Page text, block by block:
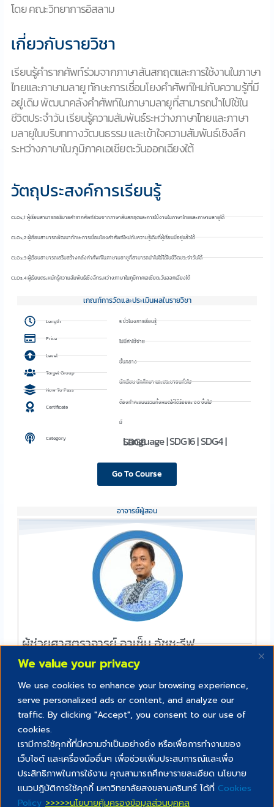
We value your privacy
We use cookies to enhance your browsing experience,
serve personalized ads or content, and analyze our
traffic. By clicking "Accept", you consent to our use of
cookies.
เรามีการใช้คุกกี้ที่มีความจำเป็นอย่างยิ่ง หรือเพื่อการทำงานของ
เว็บไซต์ และเครื่องมืออื่นๆ เพื่อช่วยเพิ่มประสบการณ์และเพื่อ
ประสิทธิภาพในการใช้งาน คุณสามารถศึกษารายละเอียด นโยบาย
แนวปฎิบัติการใช้คุกกี้ มหาวิทยาลัยสงขลานครินทร์ ได้ที่ Cookies
Policy >>>>>นโยบายคุ้มครองข้อมูลส่วนบุคคล
โดย คณะวิทยาการอิสลาม
เกี่ยวกับรายวิชา
เรียนรู้คำรากศัพท์ร่วมจากภาษาสันสกฤตและการใช้งานในภาษา
ไทยและภาษามลายู ทักษะการเชื่อมโยงคำศัพท์ใหม่กับความรู้ที่มี
อยู่เดิม พัฒนาคลังคำศัพท์ในภาษามลายูที่สามารถนำไปใช้ใน
ชีวิตประจำวัน เรียนรู้ความสัมพันธ์ระหว่างภาษาไทยและภาษา
มลายูในบริบททางวัฒนธรรม และเข้าใจความสัมพันธ์เชิงลึก
ระหว่างภาษาในภูมิภาคเอเชียตะวันออกเฉียงใต้
วัตถุประสงค์การเรียนรู้
CLOs,1 ผู้เรียนสามารถอธิบายคำรากศัพท์ร่วมจากภาษาสันสกฤตและการใช้งานในภาษาไทยและภาษามลายูได้
CLOs,2 ผู้เรียนสามารถพัฒนาทักษะการเชื่อมโยงคำศัพท์ใหม่กับความรู้เดิมที่ผู้เรียนมีอยู่แล้วได้
CLOs,3 ผู้เรียนสามารถเสริมสร้างคลังคำศัพท์ในภาษามลายูที่สามารถนำไปใช้ได้ในชีวิตประจำวันได้
CLOs,4 ผู้เรียนตระหนักรู้ความสัมพันธ์เชิงลึกระหว่างภาษาในภูมิภาคเอเชียตะวันออกเฉียงใต้
เกณฑ์การวัดและประเมินผลในรายวิชา
Length
Price
Level
Target Group
How To Pass
Certificate
5 ชั่วโมงการเรียนรู้
ไม่มีค่าใช้จ่าย
ขั้นกลาง
นักเรียน นักศึกษา และประชาชนทั่วไป
ต้องทำคะแนนรวมทั้งหมดให้ได้ร้อยละ 60 ขึ้นไป
มี
Category Language|SDG16|SDG4|
SDG8
Go To Course
อาจารย์ผู้สอน
ผู้ช่วยศาสตราจารย์ อาเซ็ม อัชชะรีฟ
คณะวิทยาการอิสลาม
Creative commons สัญญาอนุญาตสิทธิ์
“สื่อการสอนนี้เป็นส่วนหนึ่งของ PSU lifelong และเผยแพร่ภายใต้
สัญญาอนุญาตสิทธิ์แบบ Creative Commons ด้วยเงื่อนไข CC BY NC